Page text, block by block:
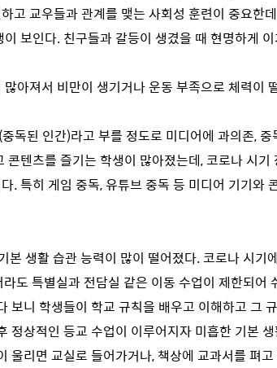
고 교우들과 관계를 맺는 사회성 훈련이 중요한
보인다. 친구들과 갈등이 생겼을 때 현명하게
아져서 비만이 생기거나 운동 부족으로 체력이
독된 인간)라고 부를 정도로 미디어에 과의존,
콘텐츠를 즐기는 학생이 많아졌는데, 코로나 시기
. 특히 게임 중독, 유튜브 중독 등 미디어 기기와
본 생활 습관 능력이 많이 떨어졌다. 코로나 시기
도 특별실과 전담실 같은 이동 수업이 제한되어
보니 학생들이 학교 규칙을 배우고 이해하고 그
정상적인 등교 수업이 이루어지자 미흡한 기본
울리면 교실로 들어가거나, 책상에 교과서를 펴